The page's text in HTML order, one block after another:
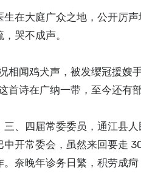
在大庭广众之地，公开厉
哭不成声。
相闻鸡犬声，被发缨冠援嫂
诗在广纳一带，至今还有
、四届常委委员，通江县
开常委会，虽然来回要走
奈晚年诊务日繁，积劳成